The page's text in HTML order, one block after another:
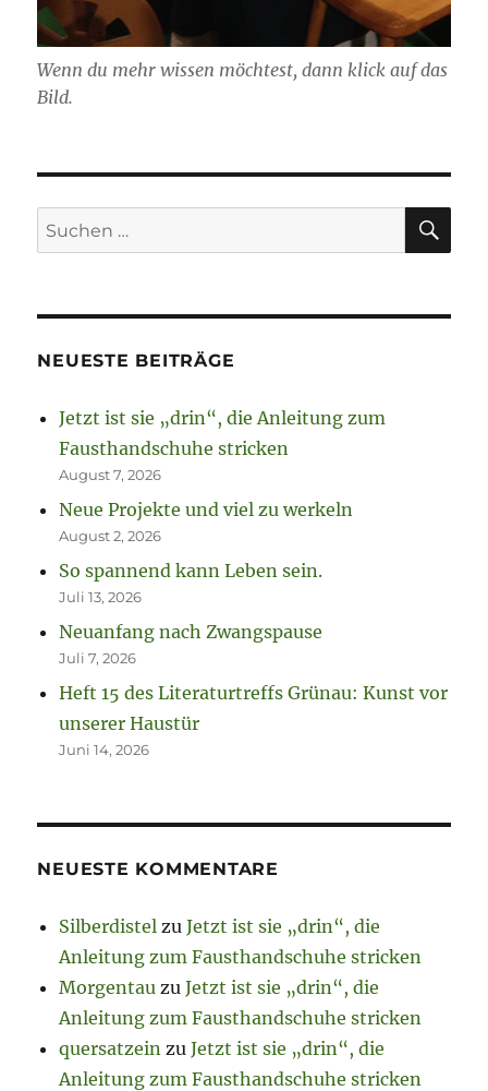
Wenn du mehr wissen möchtest, dann klick auf das
Bild.
Suchen
nach:
NEUESTE BEITRÄGE
Jetzt ist sie „drin“, die Anleitung zum
Fausthandschuhe stricken
August 7, 2026
Neue Projekte und viel zu werkeln
August 2, 2026
So spannend kann Leben sein.
Juli 13, 2026
Neuanfang nach Zwangspause
Juli 7, 2026
Heft 15 des Literaturtreffs Grünau: Kunst vor
unserer Haustür
Juni 14, 2026
NEUESTE KOMMENTARE
Silberdistel zuJetzt ist sie „drin“, die
Anleitung zum Fausthandschuhe stricken
Morgentau zuJetzt ist sie „drin“, die
Anleitung zum Fausthandschuhe stricken
quersatzein zuJetzt ist sie „drin“, die
Anleitung zum Fausthandschuhe stricken